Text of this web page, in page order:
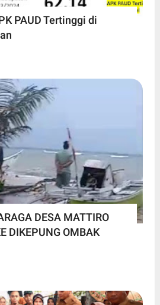
PAUD Tertinggi di
DESA MATTIRO
DIKEPUNG OMBAK